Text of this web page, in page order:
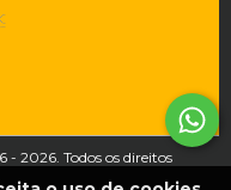
- 2026. Todos os direitos